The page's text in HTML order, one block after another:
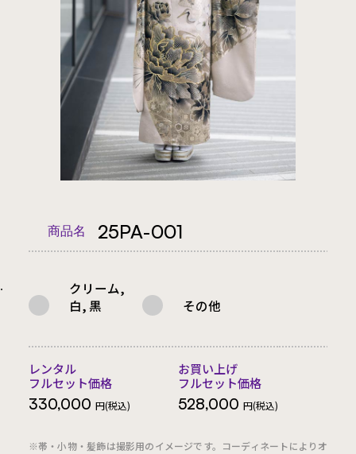
商品名 25PA-001
クリーム,
白, 黒
その他
レンタル
フルセット価格
330,000 円(税込)
お買い上げ
フルセット価格
528,000 円(税込)
※帯・小物・髪飾は撮影用のイメージです。コーディネートによりオ
.